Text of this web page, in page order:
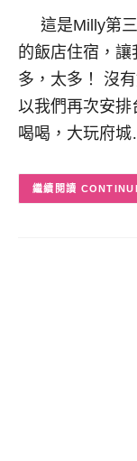
這是Milly第三
的飯店住宿，
多，太多！ 沒
以我們再次安
喝喝，大玩府